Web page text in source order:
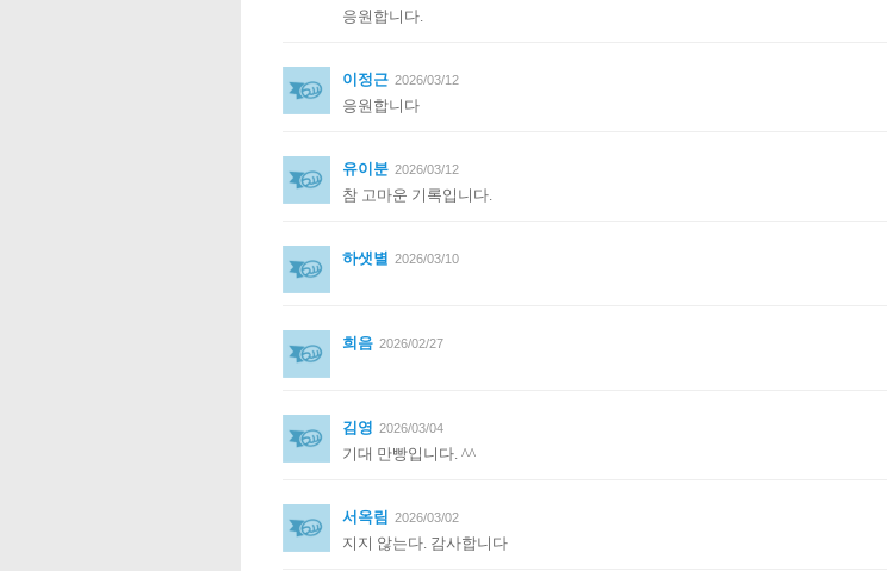
응원합니다.
이정근 2026/03/12
응원합니다
유이분 2026/03/12
참 고마운 기록입니다.
하샛별 2026/03/10
희음 2026/02/27
김영 2026/03/04
기대 만빵입니다. ^^
서옥림 2026/03/02
지지 않는다. 감사합니다